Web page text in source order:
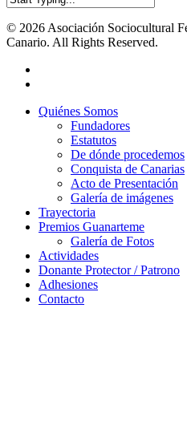
© 2026 Asociación Sociocultural
Canario. All Rights Reserved.
Quiénes Somos
Fundadores
Estatutos
De dónde procedemos
Conquista de Canarias
Acto de Presentación
Galería de imágenes
Trayectoria
Premios Guanarteme
Galería de Fotos
Actividades
Donante Protector / Patrono
Adhesiones
Contacto